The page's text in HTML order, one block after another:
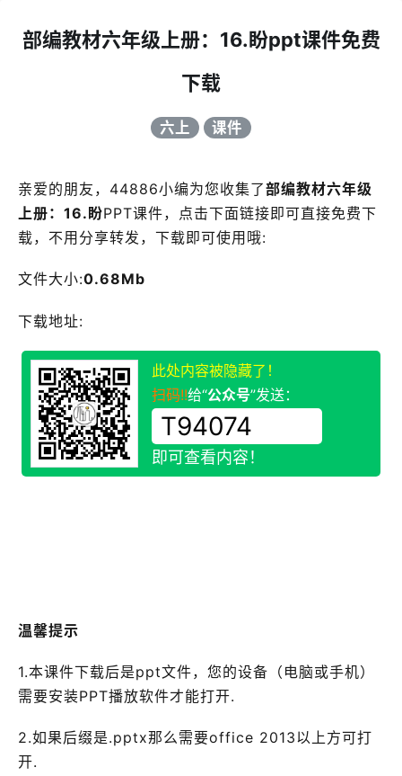
部编教材六年级上册：16.盼ppt课件免费
下载
六上 课件
亲爱的朋友，44886小编为您收集了部编教材六年级
上册：16.盼PPT课件，点击下面链接即可直接免费下
载，不用分享转发，下载即可使用哦:
文件大小:0.68Mb
下载地址:
此处内容被隐藏了！
扫码!!给“公众号”发送：
即可查看内容！
温馨提示
1.本课件下载后是ppt文件，您的设备（电脑或手机）
需要安装PPT播放软件才能打开.
2.如果后缀是.pptx那么需要office 2013以上方可打
开.